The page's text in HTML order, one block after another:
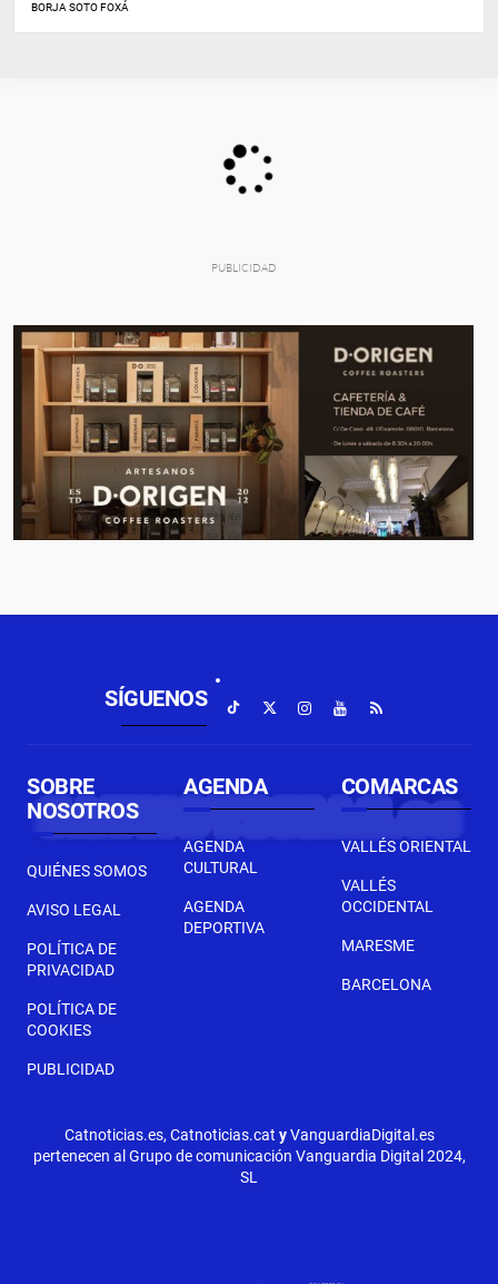
BORJA SOTO FOXÁ
SÍGUENOS
SOBRE
NOSOTROS
QUIÉNES SOMOS
AVISO LEGAL
POLÍTICA DE
PRIVACIDAD
POLÍTICA DE
COOKIES
PUBLICIDAD
AGENDA
AGENDA
CULTURAL
AGENDA
DEPORTIVA
COMARCAS
VALLÉS ORIENTAL
VALLÉS
OCCIDENTAL
MARESME
BARCELONA
Catnoticias.es, Catnoticias.cat yVanguardiaDigital.es
pertenecen al Grupo de comunicación Vanguardia Digital 2024,
SL